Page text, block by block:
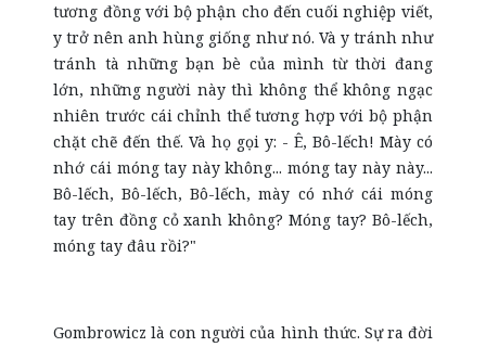
tương đồng với bộ phận cho đến cuối nghiệp viết,
y trở nên anh hùng giống như nó. Và y tránh như
tránh tà những bạn bè của mình từ thời đang
lớn, những người này thì không thể không ngạc
nhiên trước cái chỉnh thể tương hợp với bộ phận
chặt chẽ đến thế. Và họ gọi y: - Ê, Bô-lếch! Mày có
nhớ cái móng tay này không... móng tay này này...
Bô-lếch, Bô-lếch, Bô-lếch, mày có nhớ cái móng
tay trên đồng cỏ xanh không? Móng tay? Bô-lếch,
móng tay đâu rồi?"
Gombrowicz là con người của hình thức. Sự ra đời